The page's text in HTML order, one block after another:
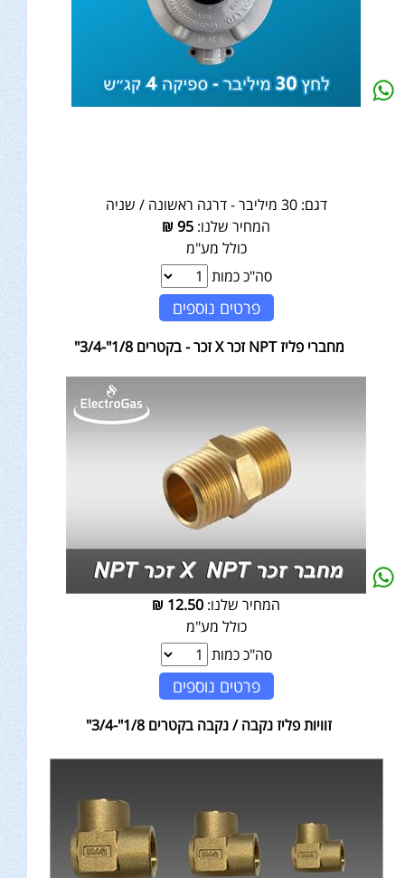
דגם: 30 מיליבר - דרגה ראשונה / שניה
המחיר שלנו: 95
₪
כולל מע"מ
סה"כ כמות
פרטים נוספים
מחברי פליז NPT זכר X זכר - בקטרים 1/8"-3/4"
המחיר שלנו: 12.50
₪
כולל מע"מ
סה"כ כמות
פרטים נוספים
זוויות פליז נקבה / נקבה בקטרים 1/8"-3/4"